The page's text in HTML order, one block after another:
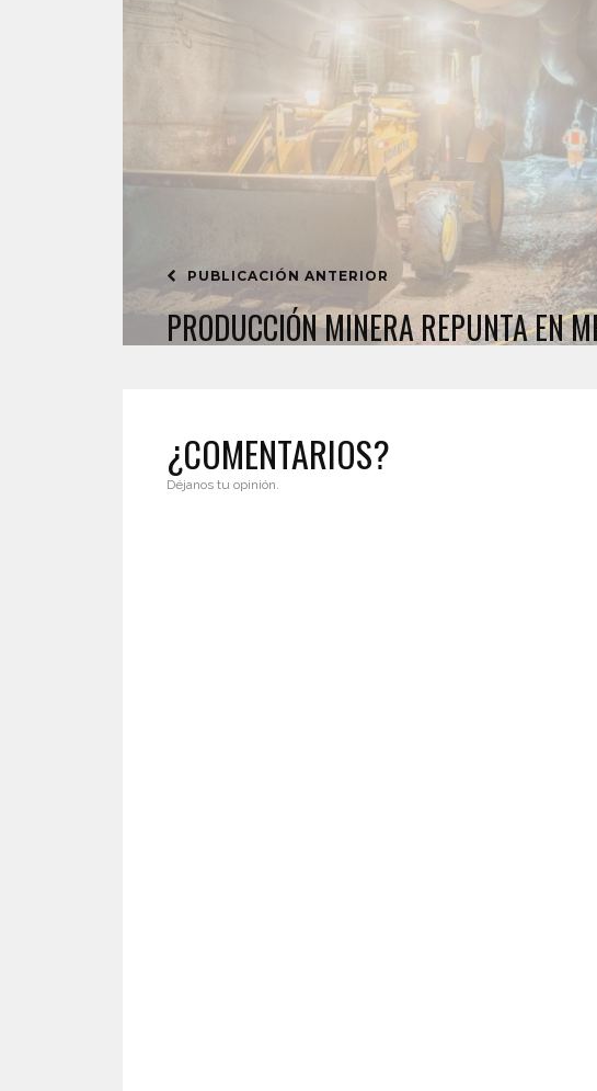
PUBLICACIÓN ANTERIOR
PRODUCCIÓN MINERA REPUNTA EN
¿COMENTARIOS?
Déjanos tu opinión.